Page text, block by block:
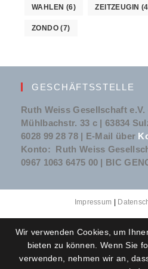
WAHLEN (6) ZEITZEUGIN
ZONDO (7)
GESCHÄFTSSTELLE
Ruth Weiss Gesellschaft
Mühlbachstr. 33 c | 63834
6028 99 28 78 | E-Mail über
Konto: Ruth Weiss
0967 1063 6475 00 | BIC
Impressum
Wir verwenden Cookies, um
bieten zu können. Wenn Sie
verwenden, nehmen wir an,